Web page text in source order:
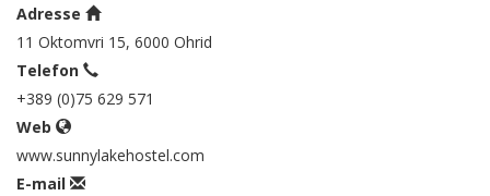
Adresse
11 Oktomvri 15, 6000 Ohrid
Telefon
+389 (0)75 629 571
Web
www.sunnylakehostel.com
E-mail